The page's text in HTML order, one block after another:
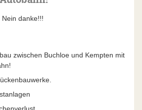
Nein danke!!!
zwischen Buchloe und Kempten mit